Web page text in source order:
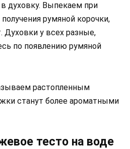
духовку. Выпекаем при
румяной корочки,
Духовки у всех разные,
по появлению румяной
растопленным
станут более ароматными
тесто на воде